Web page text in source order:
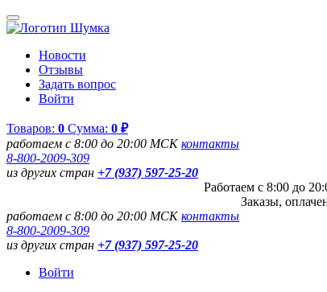
Новости
Отзывы
Задать вопрос
Войти
Товаров: 0 Сумма: 0 ₽
работаем с 8:00 до 20:00 МСКконтакты
8-800-2009-309
из других стран +7 (937) 597-25-20
Работаем с 8:00 до
Заказы,
работаем с 8:00 до 20:00 МСКконтакты
8-800-2009-309
из других стран +7 (937) 597-25-20
Войти